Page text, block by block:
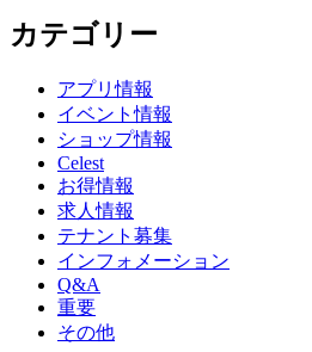
カテゴリー
アプリ情報
イベント情報
ショップ情報
Celest
お得情報
求人情報
テナント募集
インフォメーション
Q&A
重要
その他